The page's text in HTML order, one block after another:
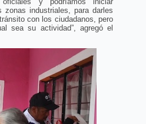
industriales, para darles
con los ciudadanos, pero
sea su actividad”, agregó el